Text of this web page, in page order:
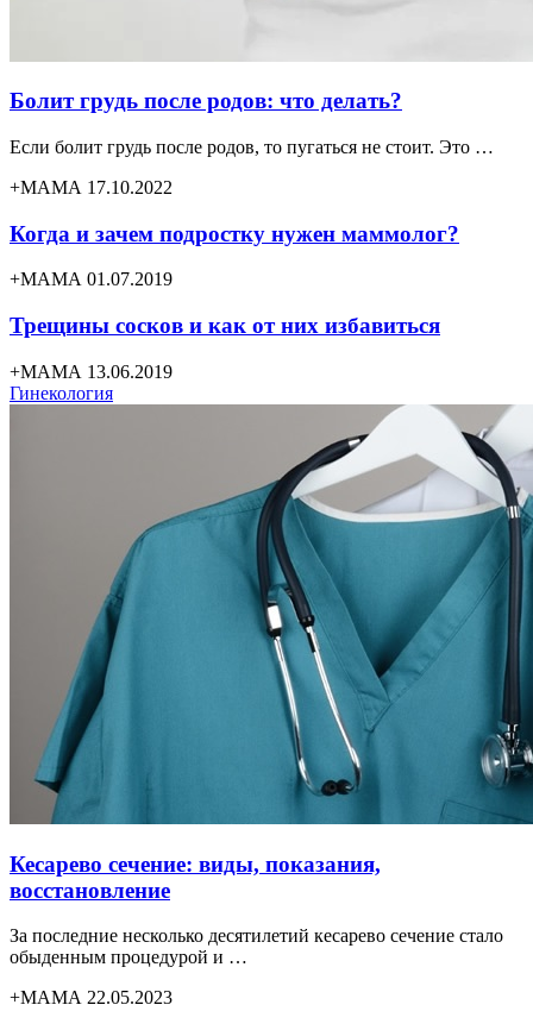
Болит грудь после родов: что делать?
Если болит грудь после родов, то пугаться не стоит. Это …
+МАМА 17.10.2022
Когда и зачем подростку нужен маммолог?
+МАМА 01.07.2019
Трещины сосков и как от них избавиться
+МАМА 13.06.2019
Гинекология
Кесарево сечение: виды, показания,
восстановление
За последние несколько десятилетий кесарево сечение стало
обыденным процедурой и …
+МАМА 22.05.2023